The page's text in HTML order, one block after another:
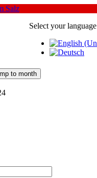
Select your language
to month